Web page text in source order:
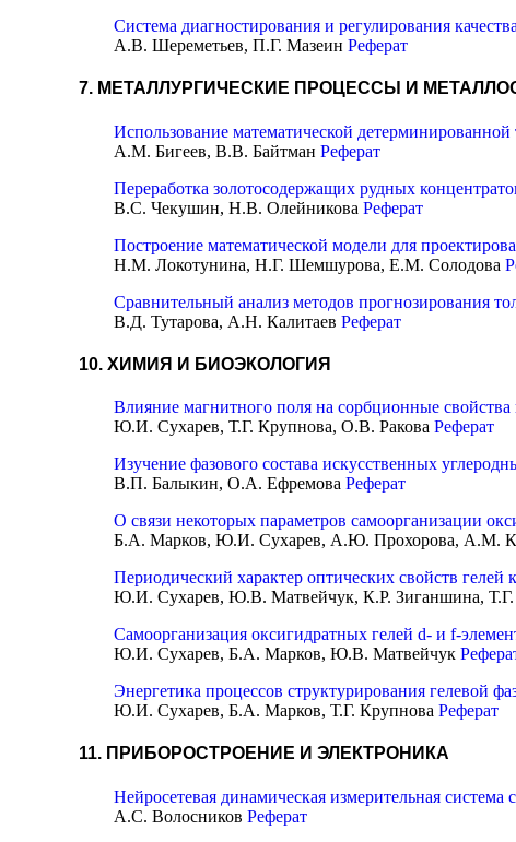
Система диагностирования и регулирования
А.В. Шереметьев, П.Г. Мазеин Реферат
7. МЕТАЛЛУРГИЧЕСКИЕ ПРОЦЕССЫ И
Использование математической
А.М. Бигеев, В.В. Байтман Реферат
Переработка золотосодержащих рудных
В.С. Чекушин, Н.В. Олейникова Реферат
Построение математической модели для
Н.М. Локотунина, Н.Г. Шемшурова, Е.М. Солодова
Сравнительный анализ методов прогнозирования
В.Д. Тутарова, А.Н. Калитаев Реферат
10. ХИМИЯ И БИОЭКОЛОГИЯ
Влияние магнитного поля на сорбционные свойства
Ю.И. Сухарев, Т.Г. Крупнова, О.В. Ракова Реферат
Изучение фазового состава искусственных
В.П. Балыкин, О.А. Ефремова Реферат
О связи некоторых параметров самоорганизации
Б.А. Марков, Ю.И. Сухарев, А.Ю. Прохорова, А.М.
Периодический характер оптических свойств гелей
Ю.И. Сухарев, Ю.В. Матвейчук, К.Р. Зиганшина, Т.Г.
Самоорганизация оксигидратных гелей d- и f-
Ю.И. Сухарев, Б.А. Марков, Ю.В. Матвейчук
Энергетика процессов структурирования гелевой
Ю.И. Сухарев, Б.А. Марков, Т.Г. Крупнова Реферат
11. ПРИБОРОСТРОЕНИЕ И ЭЛЕКТРОНИКА
Нейросетевая динамическая измерительная
А.С. Волосников Реферат